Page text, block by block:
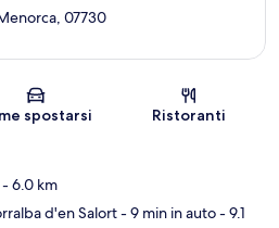
Mappa
07730
spostarsi Ristoranti
- 6.0 km
d'en Salort- 9 min in auto- 9.1